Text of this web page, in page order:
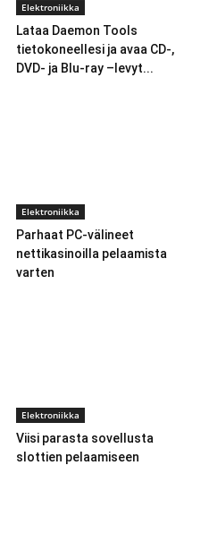
Elektroniikka
Lataa Daemon Tools
tietokoneellesi ja avaa CD-,
DVD- ja Blu-ray –levyt...
Elektroniikka
Parhaat PC-välineet
nettikasinoilla pelaamista
varten
Elektroniikka
Viisi parasta sovellusta
slottien pelaamiseen